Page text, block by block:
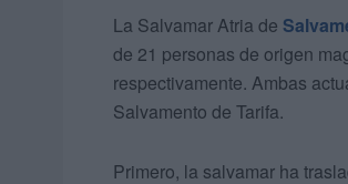
La Salvamar Atria de
de 21 personas de origen
respectivamente. Ambas
Salvamento de Tarifa.
Primero, la salvamar ha